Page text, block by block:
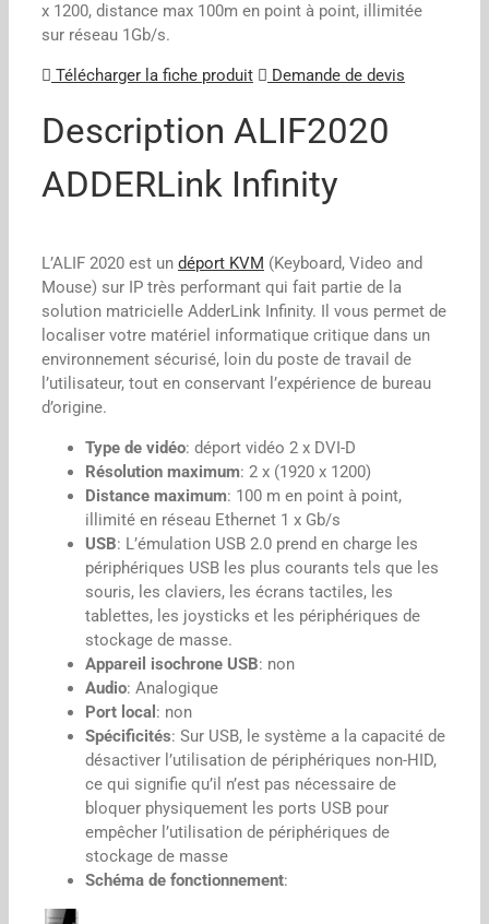
x 1200, distance max 100m en point à point, illimitée
sur réseau 1Gb/s.
Télécharger la fiche produit Demande de devis
Description ALIF2020
ADDERLink Infinity
L’ALIF 2020 est un déport KVM (Keyboard, Video and
Mouse) sur IP très performant qui fait partie de la
solution matricielle AdderLink Infinity. Il vous permet de
localiser votre matériel informatique critique dans un
environnement sécurisé, loin du poste de travail de
l’utilisateur, tout en conservant l’expérience de bureau
d’origine.
Type de vidéo: déport vidéo 2 x DVI-D
Résolution maximum: 2 x (1920 x 1200)
Distance maximum: 100 m en point à point,
illimité en réseau Ethernet 1 x Gb/s
USB: L’émulation USB 2.0 prend en charge les
périphériques USB les plus courants tels que les
souris, les claviers, les écrans tactiles, les
tablettes, les joysticks et les périphériques de
stockage de masse.
Appareil isochrone USB: non
Audio: Analogique
Port local : non
Spécificités: Sur USB, le système a la capacité de
désactiver l’utilisation de périphériques non-HID,
ce qui signifie qu’il n’est pas nécessaire de
bloquer physiquement les ports USB pour
empêcher l’utilisation de périphériques de
stockage de masse
Schéma de fonctionnement: